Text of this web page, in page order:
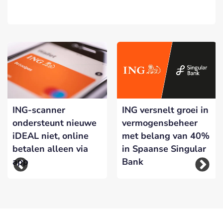
ING-scanner
ondersteunt nieuwe
iDEAL niet, online
betalen alleen via
app
ING versnelt groei in
vermogensbeheer
met belang van 40%
in Spaanse Singular
Bank